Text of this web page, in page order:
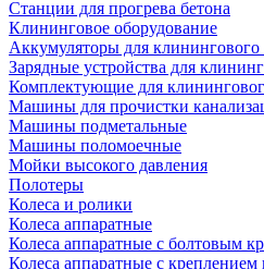
Станции для прогрева бетона
Клининговое оборудование
Аккумуляторы для клинингового
Зарядные устройства для
Комплектующие для
Машины для прочистки
Машины подметальные
Машины поломоечные
Мойки высокого давления
Полотеры
Колеса и ролики
Колеса аппаратные
Колеса аппаратные с болтовым
Колеса аппаратные с креплением